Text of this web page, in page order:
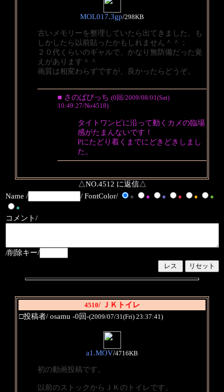
MOL017.3gp/298KB
古いメモリーを整理していたら出てきました。も
しかしたら以前貼ったかもしれません＾＾；
２０代くらいのギャルで、かなり無防備だった覚
えがあります＾＾
画質は相変わらずですが、良かったらどうぞ。
■ さのばびっち (0回/2009/08/01(Sat)
10:49:27/No4518)
タイトワンピに沿って動くカメの臨場
感がたまんないです！
Pにたどり着くまでにどきどきしまし
た。
△NO.4512 に返信△
Name /
/ FontColor/ ● ● ● ● ●
●
●
コメント/
/削除キー/
4510/ ＪＫトイレ
□投稿者/ osamu -0回-(2009/07/31(Fri) 23:37:41)
a1.MOV/4716KB
初の動画投稿です。
以前のストックからＪＫのトイレです。